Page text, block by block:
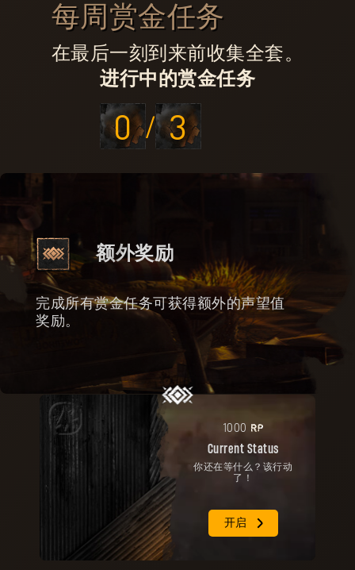
每周赏金任务
在最后一刻到来前收集全套。
进行中的赏金任务
0 / 3
额外奖励
完成所有赏金任务可获得额外的声望值
奖励。
1000 RP
Current Status
你还在等什么？该行动
了！
开启